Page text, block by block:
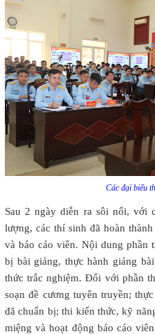
Các đại biểu
Sau 2 ngày diễn ra sôi nổi, với
lượng, các thí sinh đã hoàn
và báo cáo viên. Nội dung phần
bị bài giảng, thực hành giảng
thức trắc nghiệm. Đối với phần
soạn đề cương tuyên truyền;
đã chuẩn bị; thi kiến thức, kỹ
miệng và hoạt động báo cáo